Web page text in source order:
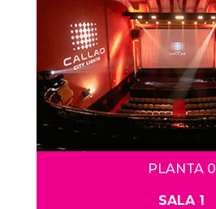
PLANTA 0
SALA 1